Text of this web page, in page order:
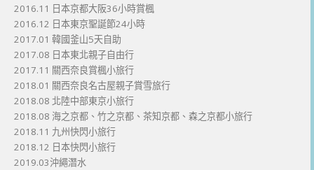
2016.11 日本京都大阪36小時賞楓
2016.12 日本東京聖誕節24小時
2017.01 韓國釜山5天自助
2017.08 日本東北親子自由行
2017.11 關西奈良賞楓小旅行
2018.01 關西奈良名古屋親子賞雪旅行
2018.08 北陸中部東京小旅行
2018.08 海之京都、竹之京都、茶知京都、森之京都小旅行
2018.11 九州快閃小旅行
2018.12 日本快閃小旅行
2019.03沖繩潛水